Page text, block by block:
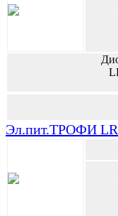
Эл.пит.ТРОФИ